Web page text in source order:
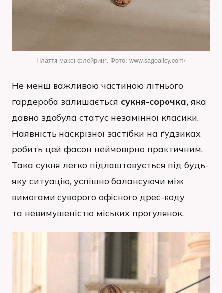
Плаття максі-флейринг. Фото: www.sagealley.com/
Не менш важливою частиною літнього
гардероба залишається сукня-сорочка, яка
давно здобула статус незамінної класики.
Наявність наскрізної застібки на ґудзиках
робить цей фасон неймовірно практичним.
Така сукня легко підлаштовується під будь-
яку ситуацію, успішно балансуючи між
вимогами суворого офісного дрес-коду
та невимушеністю міських прогулянок.